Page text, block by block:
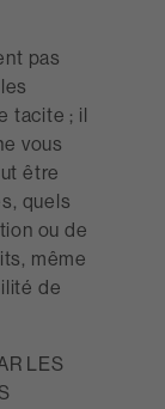
pas
tacite ; il
vous
être
quels
ou de
même
de
LES